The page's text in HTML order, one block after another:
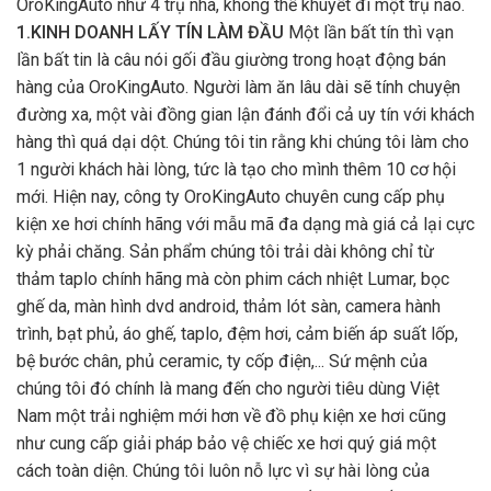
OroKingAuto như 4 trụ nhà, không thể khuyết đi một trụ nào.
1.KINH DOANH LẤY TÍN LÀM ĐẦU Một lần bất tín thì vạn
lần bất tin là câu nói gối đầu giường trong hoạt động bán
hàng của OroKingAuto. Người làm ăn lâu dài sẽ tính chuyện
đường xa, một vài đồng gian lận đánh đổi cả uy tín với khách
hàng thì quá dại dột. Chúng tôi tin rằng khi chúng tôi làm cho
1 người khách hài lòng, tức là tạo cho mình thêm 10 cơ hội
mới. Hiện nay, công ty OroKingAuto chuyên cung cấp phụ
kiện xe hơi chính hãng với mẫu mã đa dạng mà giá cả lại cực
kỳ phải chăng. Sản phẩm chúng tôi trải dài không chỉ từ
thảm taplo chính hãng mà còn phim cách nhiệt Lumar, bọc
ghế da, màn hình dvd android, thảm lót sàn, camera hành
trình, bạt phủ, áo ghế, taplo, đệm hơi, cảm biến áp suất lốp,
bệ bước chân, phủ ceramic, ty cốp điện,... Sứ mệnh của
chúng tôi đó chính là mang đến cho người tiêu dùng Việt
Nam một trải nghiệm mới hơn về đồ phụ kiện xe hơi cũng
như cung cấp giải pháp bảo vệ chiếc xe hơi quý giá một
cách toàn diện. Chúng tôi luôn nỗ lực vì sự hài lòng của